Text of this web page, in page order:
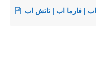
| فارما اب | تاتش اب